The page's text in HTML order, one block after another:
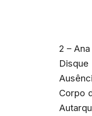
2 –
Corpo